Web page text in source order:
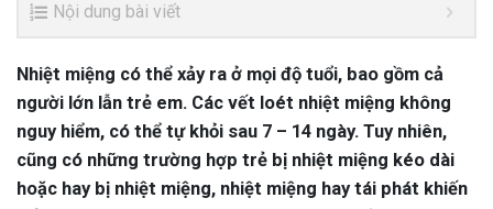
Nội dung bài viết
Nhiệt miệng có thể xảy ra ở mọi độ tuổi, bao gồm cả
người lớn lẫn trẻ em. Các vết loét nhiệt miệng không
nguy hiểm, có thể tự khỏi sau 7 – 14 ngày. Tuy nhiên,
cũng có những trường hợp trẻ bị nhiệt miệng kéo dài
hoặc hay bị nhiệt miệng, nhiệt miệng hay tái phát khiến